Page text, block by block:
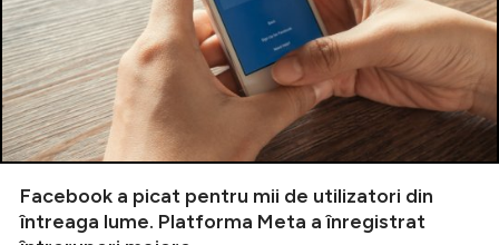
Facebook a picat pentru mii de utilizatori din
întreaga lume. Platforma Meta a înregistrat